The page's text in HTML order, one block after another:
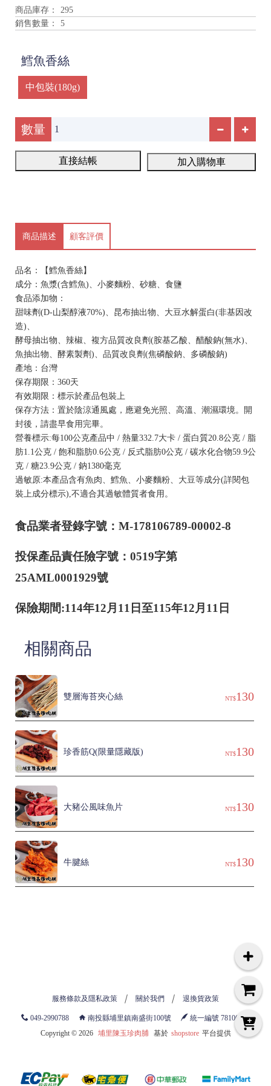
商品庫存：
295
銷售數量：
5
鱈魚香絲
中包裝(180g)
數量
直接結帳 加入購物車
商品描述 顧客評價
品名：【鱈魚香絲】
成分：魚漿(含鱈魚)、小麥麵粉、砂糖、食鹽
食品添加物：
甜味劑(D-山梨醇液70%)、昆布抽出物、大豆水解蛋白(非基因改
造)、
酵母抽出物、辣椒、複方品質改良劑(胺基乙酸、醋酸鈉(無水)、
魚抽出物、酵素製劑)、品質改良劑(焦磷酸鈉、多磷酸鈉)
產地：台灣
保存期限：360天
有效期限：標示於產品包裝上
保存方法：置於陰涼通風處，應避免光照、高溫、潮濕環境。開
封後，請盡早食用完畢。
營養標示:每100公克產品中 / 熱量332.7大卡 / 蛋白質20.8公克 / 脂
肪1.1公克 / 飽和脂肪0.6公克 / 反式脂肪0公克 / 碳水化合物59.9公
克 / 糖23.9公克 / 鈉1380毫克
過敏原:本產品含有魚肉、鱈魚、小麥麵粉、大豆等成分(詳閱包
裝上成分標示),不適合其過敏體質者食用。
食品業者登錄字號：M-178106789-00002-8
投保產品責任險字號：0519字第
25AML0001929號
保險期間:114年12月11日至115年12月11日
相關商品
NT$130
雙層海苔夾心絲
NT$130
珍香筋Q(限量隱藏版)
NT$130
大豬公風味魚片
NT$130
牛腱絲
服務條款及隱私政策 關於我們 退換貨政策
049-2990788 南投縣埔里鎮南盛街100號
統一編號 78106789
Copyright © 2026 埔里陳玉珍肉脯 基於 shopstore 平台提供